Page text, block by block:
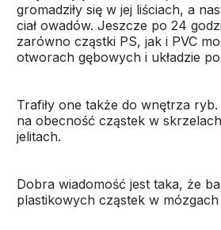
gromadziły się w jej liściach, a
ciał owadów. Jeszcze po 24
zarówno cząstki PS, jak i PVC
otworach gębowych i układzie
Trafiły one także do wnętrza ryb.
na obecność cząstek w
jelitach.
Dobra wiadomość jest taka, że
plastikowych cząstek w mózgach